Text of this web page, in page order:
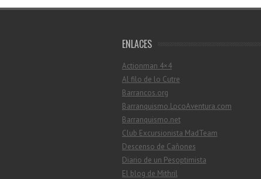
ENLACES
Actionman 4×4
Al filo de lo Cutre
Barrancos.org
Barranquismo.LocoAventura.com
Barranquismo.net
Club Excursionista MadTeam
Descenso de Cañones
Diario de un Pesoptimista
El blog de Mithril